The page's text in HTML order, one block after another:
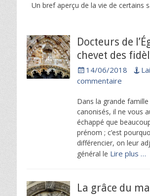
Un bref aperçu de la vie de certains
Docteurs de
chevet des
Posted14/06/2018
commentaire
Dans la grande
canonisés, il ne vous
échappé que
prénom ; c’est
différencier, on leur
général le Lire plus …
La grâce du